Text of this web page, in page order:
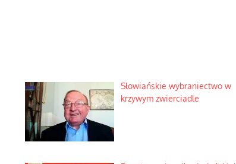
Słowiańskie wybraniectwo w
krzywym zwierciadle